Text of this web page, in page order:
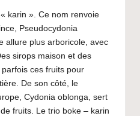
karin ». Ce nom renvoie
Pseudocydonia
allure plus arboricole, avec
sirops maison et des
ces fruits pour
De son côté, le
Cydonia oblonga, sert
fruits. Le trio boke – karin